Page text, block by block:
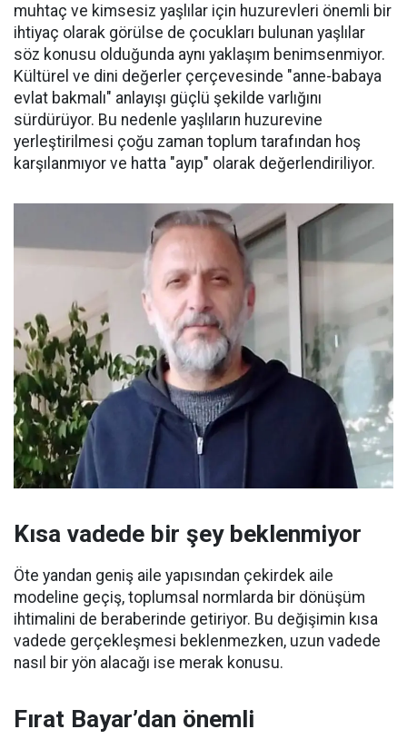
muhtaç ve kimsesiz yaşlılar için huzurevleri önemli bir
ihtiyaç olarak görülse de çocukları bulunan yaşlılar
söz konusu olduğunda aynı yaklaşım benimsenmiyor.
Kültürel ve dini değerler çerçevesinde "anne-babaya
evlat bakmalı" anlayışı güçlü şekilde varlığını
sürdürüyor. Bu nedenle yaşlıların huzurevine
yerleştirilmesi çoğu zaman toplum tarafından hoş
karşılanmıyor ve hatta "ayıp" olarak değerlendiriliyor.
Kısa vadede bir şey beklenmiyor
Öte yandan geniş aile yapısından çekirdek aile
modeline geçiş, toplumsal normlarda bir dönüşüm
ihtimalini de beraberinde getiriyor. Bu değişimin kısa
vadede gerçekleşmesi beklenmezken, uzun vadede
nasıl bir yön alacağı ise merak konusu.
Fırat Bayar’dan önemli